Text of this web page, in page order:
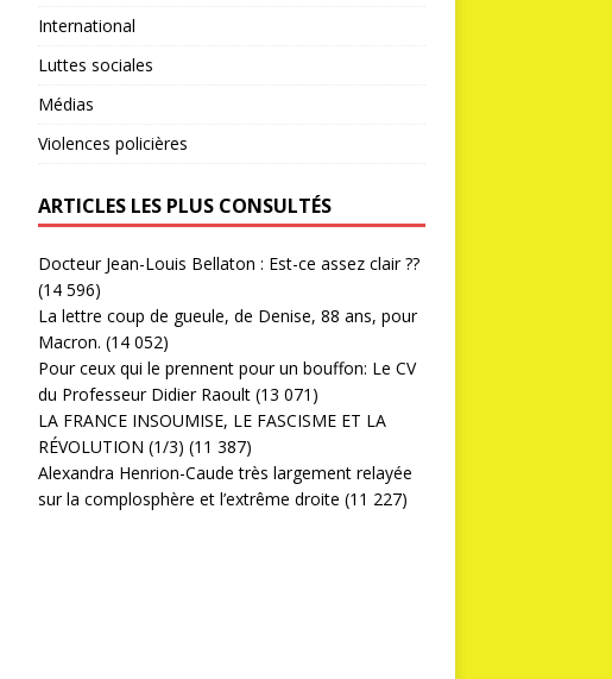
International
Luttes sociales
Médias
Violences policières
ARTICLES LES PLUS CONSULTÉS
Docteur Jean-Louis Bellaton : Est-ce assez clair ??
(14 596)
La lettre coup de gueule, de Denise, 88 ans, pour
Macron. (14 052)
Pour ceux qui le prennent pour un bouffon: Le CV
du Professeur Didier Raoult (13 071)
LA FRANCE INSOUMISE, LE FASCISME ET LA
RÉVOLUTION (1/3) (11 387)
Alexandra Henrion-Caude très largement relayée
sur la complosphère et l’extrême droite (11 227)